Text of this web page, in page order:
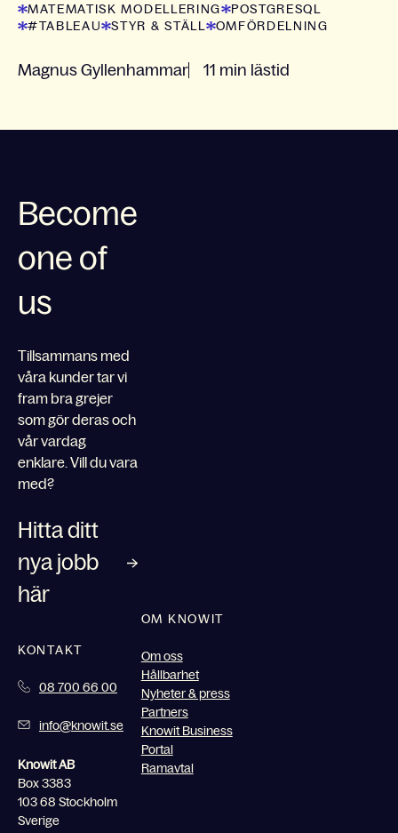
MATEMATISK MODELLERING
POSTGRESQL
#TABLEAU
STYR & STÄLL OMFÖRDELNING
Magnus Gyllenhammar 11 min lästid
Become
one of
us
Tillsammans med
våra kunder tar vi
fram bra grejer
som gör deras och
vår vardag
enklare. Vill du vara
med?
Hitta ditt
nya jobb
här
KONTAKT
08 700 66 00
info@knowit.se
Knowit AB
Box 3383
103 68 Stockholm
Sverige
OM KNOWIT
Om oss
Hållbarhet
Nyheter & press
Partners
Knowit Business
Portal
Ramavtal